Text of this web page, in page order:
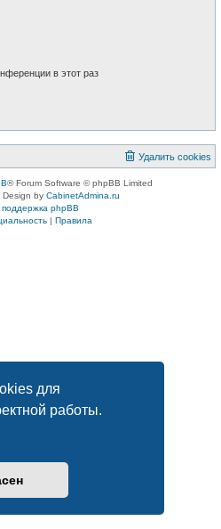
для
работы.
в этот раз
Удалить cookies
® Forum Software © phpBB Limited
Design by CabinetAdmina.ru
поддержка phpBB
| Правила